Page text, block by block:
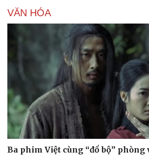
VĂN HÓA
Ba phim Việt cùng “đổ bộ” phòng